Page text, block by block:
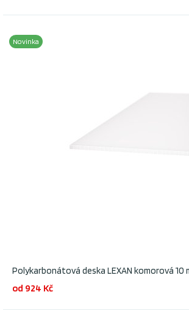
Novinka
Polykarbonátová deska LEXAN komorová 10
od 924 Kč